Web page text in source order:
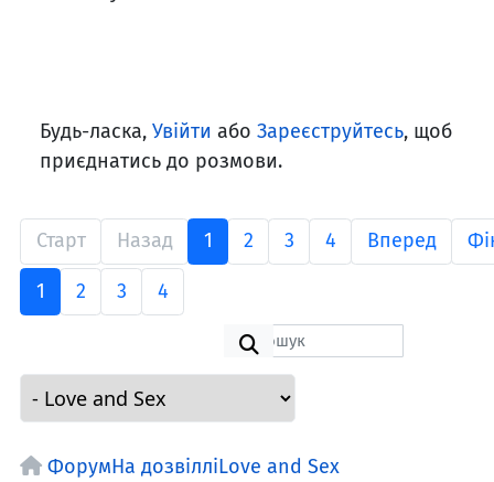
Будь-ласка, Увійти або Зареєструйтесь, щоб
приєднатись до розмови.
Старт Назад 1 2 3 4 Вперед
1 2 3 4
ФорумНа дозвілліLove and Sex